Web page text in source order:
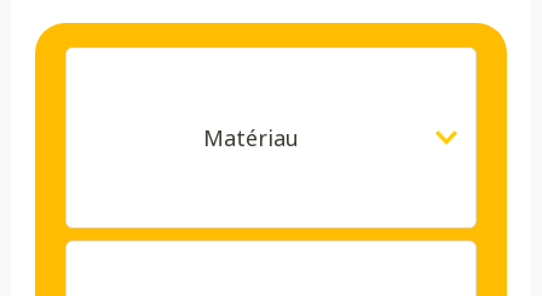
Matériau